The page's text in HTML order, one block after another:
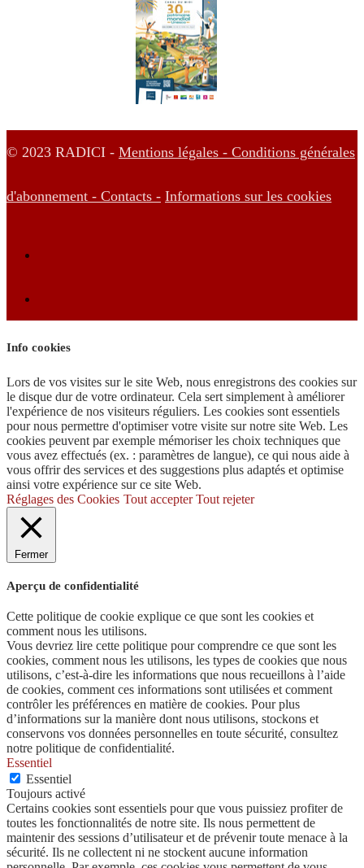
© 2023 RADICI - Mentions légales - Conditions générales
d'abonnement - Contacts - Informations sur les cookies
Info cookies
Lors de vos visites sur le site Web, nous enregistrons des cookies sur
le disque dur de votre ordinateur. Cela sert simplement à améliorer
l'expérience de nos visiteurs réguliers. Les cookies sont essentiels
pour nous permettre d'optimiser votre visite sur notre site Web. Les
cookies peuvent par exemple mémoriser les choix techniques que
vous avez effectués (ex. : paramètres de langue), ce qui nous aide à
vous offrir des services et des suggestions plus adaptés et optimise
ainsi votre expérience sur ce site Web.
Réglages des Cookies Tout accepter Tout rejeter
Fermer
Aperçu de confidentialité
Cette politique de cookie explique ce que sont les cookies et
comment nous les utilisons.
Vous devriez lire cette politique pour comprendre ce que sont les
cookies, comment nous les utilisons, les types de cookies que nous
utilisons, c’est-à-dire les informations que nous recueillons à l’aide
de cookies, comment ces informations sont utilisées et comment
contrôler les préférences en matière de cookies. Pour plus
d’informations sur la manière dont nous utilisons, stockons et
conservons vos données personnelles en toute sécurité, consultez
notre politique de confidentialité.
Essentiel
Essentiel
Toujours activé
Certains cookies sont essentiels pour que vous puissiez profiter de
toutes les fonctionnalités de notre site. Ils nous permettent de
maintenir des sessions d’utilisateur et de prévenir toute menace à la
sécurité. Ils ne collectent ni ne stockent aucune information